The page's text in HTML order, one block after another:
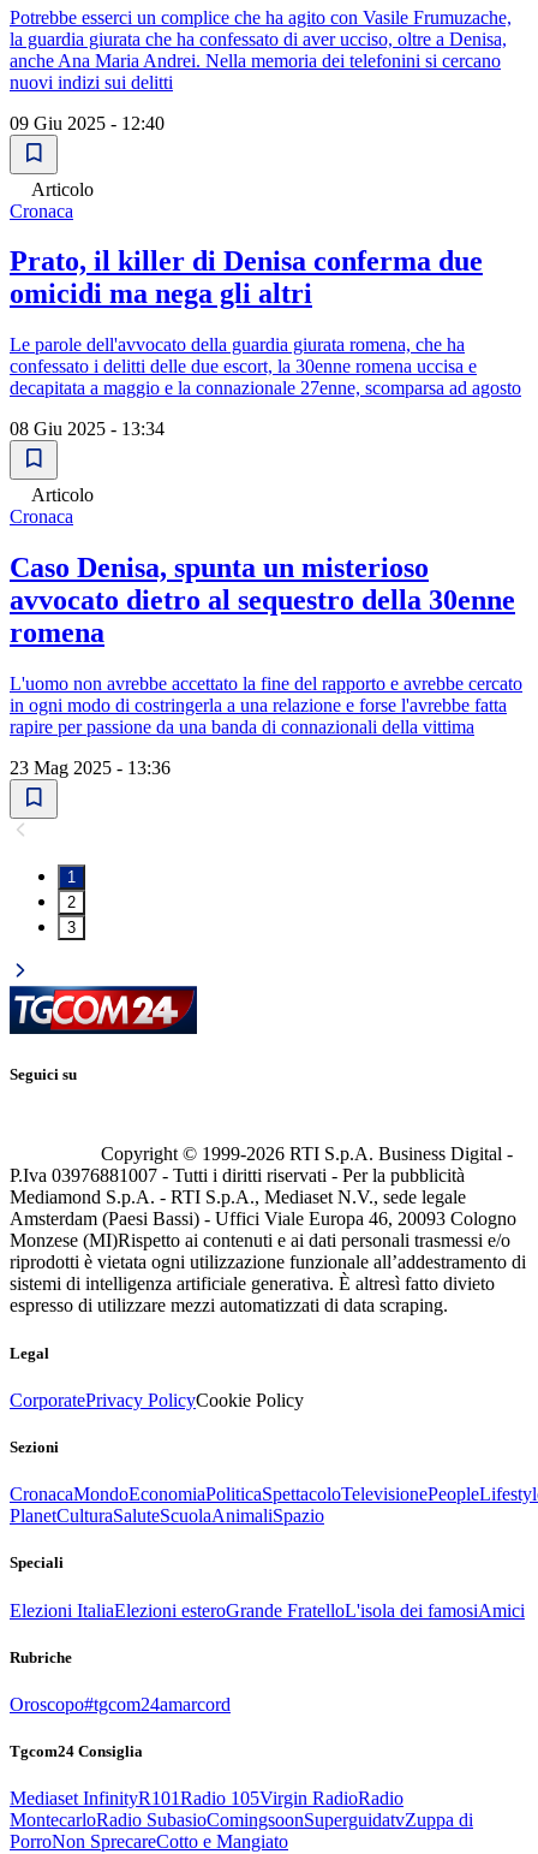
Potrebbe esserci un complice che ha agito con Vasile Frumuzache,
la guardia giurata che ha confessato di aver ucciso, oltre a Denisa,
anche Ana Maria Andrei. Nella memoria dei telefonini si cercano
nuovi indizi sui delitti
09 Giu 2025 - 12:40
Articolo
Cronaca
Prato, il killer di Denisa conferma due
omicidi ma nega gli altri
Le parole dell'avvocato della guardia giurata romena, che ha
confessato i delitti delle due escort, la 30enne romena uccisa e
decapitata a maggio e la connazionale 27enne, scomparsa ad agosto
08 Giu 2025 - 13:34
Articolo
Cronaca
Caso Denisa, spunta un misterioso
avvocato dietro al sequestro della 30enne
romena
L'uomo non avrebbe accettato la fine del rapporto e avrebbe cercato
in ogni modo di costringerla a una relazione e forse l'avrebbe fatta
rapire per passione da una banda di connazionali della vittima
23 Mag 2025 - 13:36
1
2
3
Seguici su
Copyright © 1999-2026 RTI S.p.A. Business Digital -
P.Iva 03976881007 - Tutti i diritti riservati - Per la pubblicità
Mediamond S.p.A. - RTI S.p.A., Mediaset N.V., sede legale
Amsterdam (Paesi Bassi) - Uffici Viale Europa 46, 20093 Cologno
Monzese (MI)Rispetto ai contenuti e ai dati personali trasmessi e/o
riprodotti è vietata ogni utilizzazione funzionale all’addestramento di
sistemi di intelligenza artificiale generativa. È altresì fatto divieto
espresso di utilizzare mezzi automatizzati di data scraping.
Legal
CorporatePrivacy PolicyCookie Policy
Sezioni
CronacaMondoEconomiaPoliticaSpettacoloTelevisionePeople
PlanetCulturaSaluteScuolaAnimaliSpazio
Speciali
Elezioni ItaliaElezioni esteroGrande FratelloL'isola dei famosiAmici
Rubriche
Oroscopo#tgcom24amarcord
Tgcom24 Consiglia
Mediaset InfinityR101Radio 105Virgin RadioRadio
MontecarloRadio SubasioComingsoonSuperguidatvZuppa di
PorroNon SprecareCotto e Mangiato